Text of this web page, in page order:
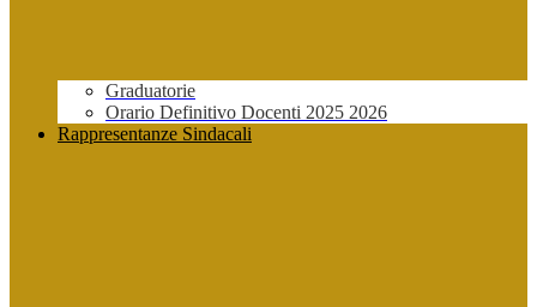
Graduatorie
Orario Definitivo Docenti 2025 2026
Rappresentanze Sindacali